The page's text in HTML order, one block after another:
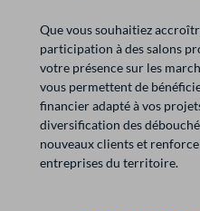
Que vous souhaitiez
participation à des salons
votre présence sur les
vous permettent de
financier adapté à vos
diversification des
nouveaux clients et
entreprises du territoire.